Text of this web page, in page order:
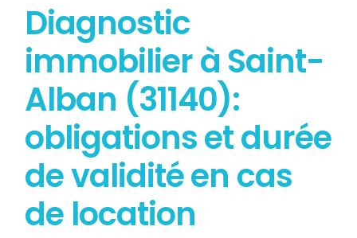
Diagnostic
immobilier à Saint-
Alban (31140):
obligations et durée
de validité en cas
de location